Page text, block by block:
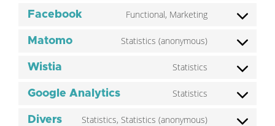
Facebook Functional, Marketing
Matomo Statistics (anonymous)
Wistia Statistics
Google Analytics Statistics
Divers Statistics, Statistics (anonymous)